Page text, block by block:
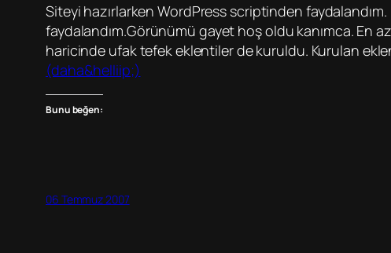
Siteyi hazırlarken WordPress scriptinden
faydalandım.Görünümü gayet hoş oldu kanımca. En
haricinde ufak tefek eklentiler de kuruldu. Kurulan
(daha&helliip;)
Bunu beğen:
06 Temmuz 2007